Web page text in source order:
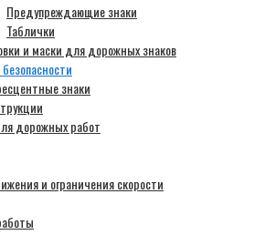
Предупреждающие знаки
Таблички
и маски для дорожных знаков
знаки
дорожных работ
и ограничения скорости